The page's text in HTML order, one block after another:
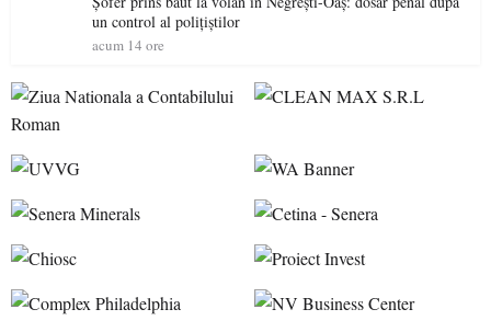
un control al polițiștilor
acum 14 ore